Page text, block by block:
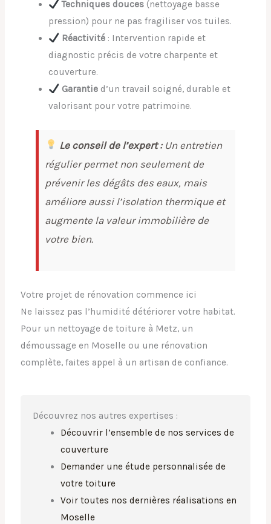
Techniques douces (nettoyage basse
pression) pour ne pas fragiliser vos tuiles.
Réactivité : Intervention rapide et
diagnostic précis de votre charpente et
couverture.
Garantie d’un travail soigné, durable et
valorisant pour votre patrimoine.
Le conseil de l’expert :Un entretien
régulier permet non seulement de
prévenir les dégâts des eaux, mais
améliore aussi l’isolation thermique et
augmente la valeur immobilière de
votre bien.
Votre projet de rénovation commence ici
Ne laissez pas l’humidité détériorer votre habitat.
Pour un nettoyage de toiture à Metz, un
démoussage en Moselle ou une rénovation
complète, faites appel à un artisan de confiance.
Découvrez nos autres expertises :
Découvrir l’ensemble de nos services de
couverture
Demander une étude personnalisée de
votre toiture
Voir toutes nos dernières réalisations en
Moselle